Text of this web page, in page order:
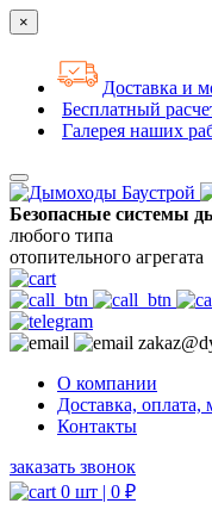
×
Доставка и
Бесплатный
Галерея наших
Безопасные системы
любого типа
отопительного агрегата
О компании
Доставка, оплата,
Контакты
заказать звонок
0 шт | 0 ₽